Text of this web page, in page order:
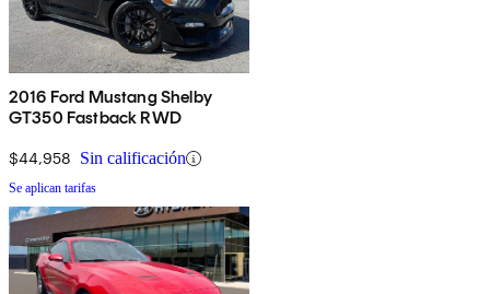
2016 Ford Mustang Shelby
GT350 Fastback RWD
$44,958 Sin calificación
Se aplican tarifas